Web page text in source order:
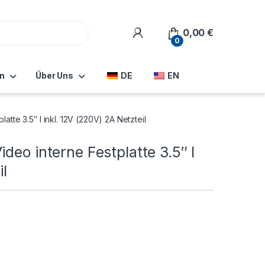
0
0,00€
Über Uns DE EN
3.5″ I inkl. 12V (220V) 2A Netzteil
interne Festplatte 3.5″ I